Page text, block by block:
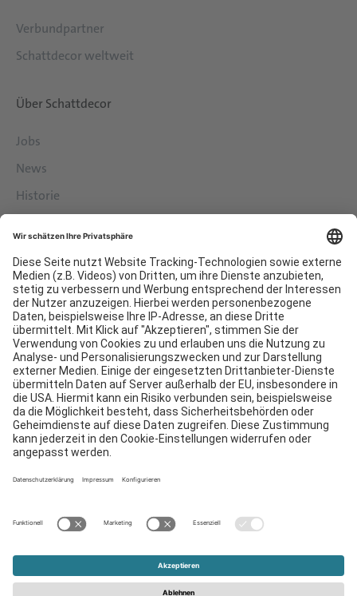
Verbundpartner
Schattdecor weltweit
Über Schattdecor
Jobs
News
Historie
Services
Downloads
Kontakt
EDI
Impressum
Hinweisgebersystem
AGB